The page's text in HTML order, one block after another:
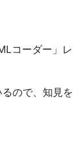
コーダー」レ
ので、知見を